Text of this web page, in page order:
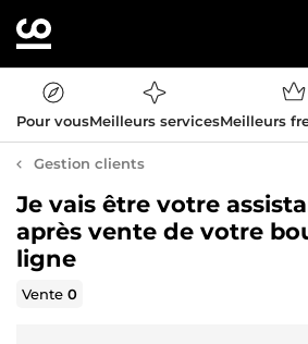
Pour vousMeilleurs servicesMeilleurs
Gestion clients
Je vais être votre
après vente de votre
ligne
Vente0